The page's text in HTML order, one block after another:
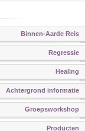
Binnen-Aarde Reis
Regressie
Healing
Achtergrond informatie
Groepsworkshop
Producten